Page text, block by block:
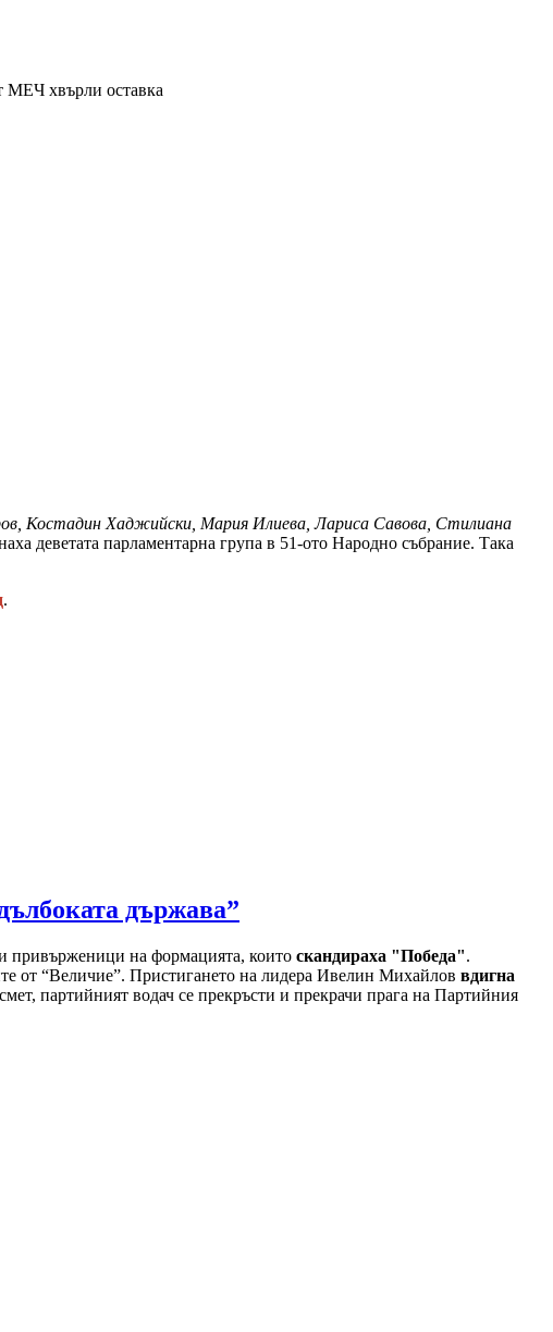
МЕЧ хвърли оставка
Костадин Хаджийски, Мария Илиева, Лариса Савова, Стилиана
деветата парламентарна група в 51-ото Народно събрание. Така
.
държава”
привърженици на формацията, които скандираха "Победа".
от “Величие”. Пристигането на лидера Ивелин Михайлов вдигна
партийният водач се прекръсти и прекрачи прага на Партийния